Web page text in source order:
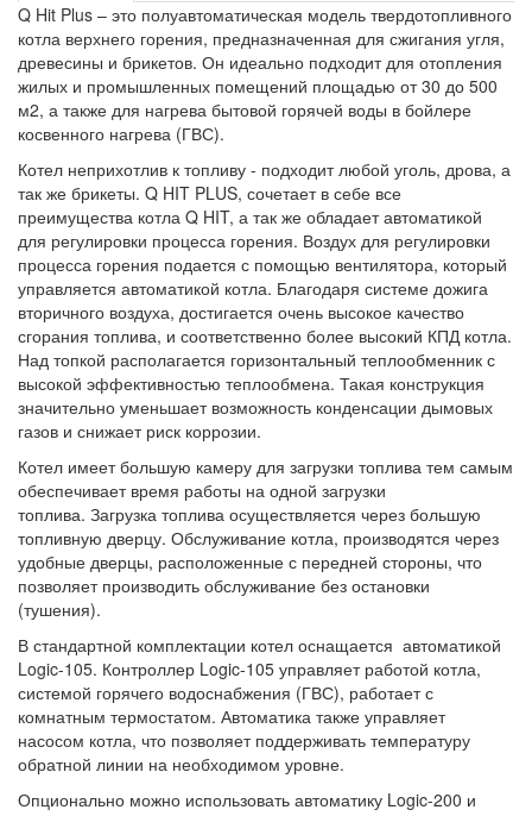
Q Hit Plus – это полуавтоматическая модель твердотопливного
котла верхнего горения, предназначенная для сжигания угля,
древесины и брикетов. Он идеально подходит для отопления
жилых и промышленных помещений площадью от 30 до 500
м2, а также для нагрева бытовой горячей воды в бойлере
косвенного нагрева (ГВС).
Котел неприхотлив к топливу - подходит любой уголь, дрова, а
так же брикеты. Q HIT PLUS, сочетает в себе все
преимущества котла Q HIT, а так же обладает автоматикой
для регулировки процесса горения. Воздух для регулировки
процесса горения подается с помощью вентилятора, который
управляется автоматикой котла. Благодаря системе дожига
вторичного воздуха, достигается очень высокое качество
сгорания топлива, и соответственно более высокий КПД котла.
Над топкой располагается горизонтальный теплообменник с
высокой эффективностью теплообмена. Такая конструкция
значительно уменьшает возможность конденсации дымовых
газов и снижает риск коррозии.
Котел имеет большую камеру для загрузки топлива тем самым
обеспечивает время работы на одной загрузки
топлива. Загрузка топлива осуществляется через большую
топливную дверцу. Обслуживание котла, производятся через
удобные дверцы, расположенные с передней стороны, что
позволяет производить обслуживание без остановки
(тушения).
В стандартной комплектации котел оснащается автоматикой
Logic-105. Контроллер Logic-105 управляет работой котла,
системой горячего водоснабжения (ГВС), работает с
комнатным термостатом. Автоматика также управляет
насосом котла, что позволяет поддерживать температуру
обратной линии на необходимом уровне.
Опционально можно использовать автоматику Logic-200 и